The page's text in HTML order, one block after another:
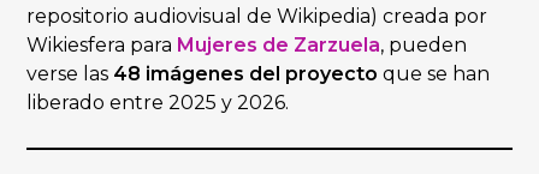
repositorio audiovisual de Wikipedia) creada por
Wikiesfera para Mujeres de Zarzuela, pueden
verse las 48 imágenes del proyecto que se han
liberado entre 2025 y 2026.